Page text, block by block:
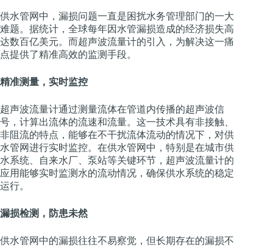
供水管网中，漏损问题一直是困扰水务管理部门的一大
难题。据统计，全球每年因水管漏损造成的经济损失高
达数百亿美元。而超声波流量计的引入，为解决这一痛
点提供了精准高效的监测手段。
精准测量，实时监控
超声波流量计通过测量流体在管道内传播的超声波信
号，计算出流体的流速和流量。这一技术具有非接触、
非阻流的特点，能够在不干扰流体流动的情况下，对供
水管网进行实时监控。在供水管网中，特别是在城市供
水系统、自来水厂、泵站等关键环节，超声波流量计的
应用能够实时监测水的流动情况，确保供水系统的稳定
运行。
漏损检测，防患未然
供水管网中的漏损往往不易察觉，但长期存在的漏损不